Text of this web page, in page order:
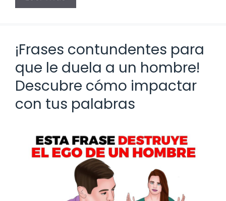
¡Frases contundentes para
que le duela a un hombre!
Descubre cómo impactar
con tus palabras